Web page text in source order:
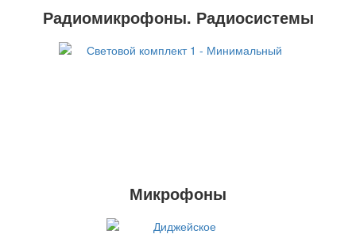
Радиомикрофоны. Радиосистемы
Микрофоны